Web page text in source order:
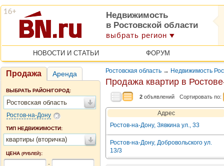
Недвижимость
в Ростовской области
выбрать регион
НОВОСТИ И СТАТЬИ ФОРУМ
Продажа Аренда
ВЫБРАТЬ РАЙОН/ГОРОД:
Ростовская область
Ростов-на-Дону
ТИП НЕДВИЖИМОСТИ:
квартиры (вторичка)
ЦЕНА (РУБЛЕЙ):
-
Ростовская область → Недвижимость
Продажа квартир в
2 объявлений Сортировать по:
Адрес
Ростов-на-Дону, Зявкина ул., 33
Ростов-на-Дону, Добровольского ул.
13/3